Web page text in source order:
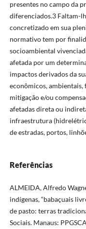
presentes no campo da
diferenciados.3 Faltam-
concretizado em sua
normativo tem por
socioambiental
afetada por um
impactos derivados da
econômicos,
mitigação e/ou
afetadas direta ou
infraestrutura
de estradas, portos,
Referências
ALMEIDA, Alfredo
indígenas, “babaçuais
de pasto: terras
Sociais. Manaus: